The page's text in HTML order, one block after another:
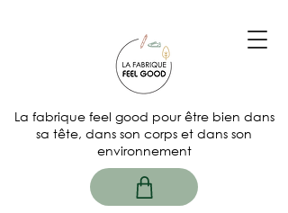
La fabrique feel good pour être bien dans
sa tête, dans son corps et dans son
environnement